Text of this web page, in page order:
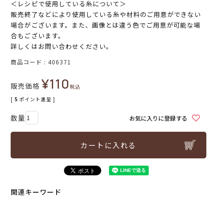
＜レシピで使用している糸について＞
販売終了などにより使用している糸や材料のご用意ができない
場合がございます。また、画像とは違う色でご用意が可能な場
合もございます。
詳しくはお問い合わせください。
商品コード 406371
販売価格 ¥110税込
[ 5 ポイント進呈 ]
お気に入りに登録する
カートに入れる
関連キーワード